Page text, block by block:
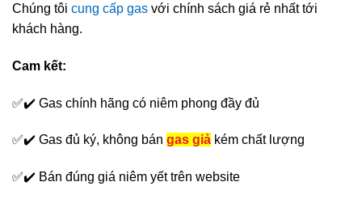
Chúng tôi cung cấp gas với chính sách giá rẻ nhất tới
khách hàng.
Cam kết:
✅✔️ Gas chính hãng có niêm phong đầy đủ
✅✔️ Gas đủ ký, không bán gas giả kém chất lượng
✅✔️ Bán đúng giá niêm yết trên website